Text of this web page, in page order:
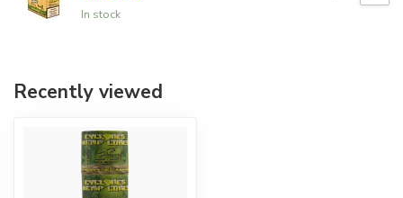
In stock
Recently viewed